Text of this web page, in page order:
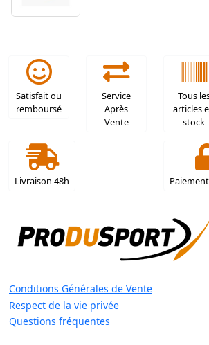
Satisfait ou
remboursé
Service
Après
Vente
Tous
articles
stock
Livraison 48h
Conditions Générales de Vente
Respect de la vie privée
Questions fréquentes